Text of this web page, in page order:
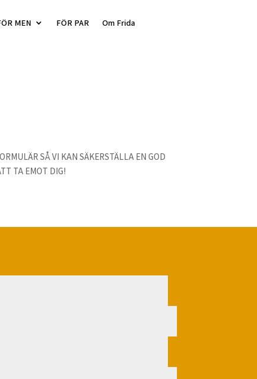
MEN FÖR PAR Om Frida
SÅ VI KAN SÄKERSTÄLLA EN GOD
TA EMOT DIG!